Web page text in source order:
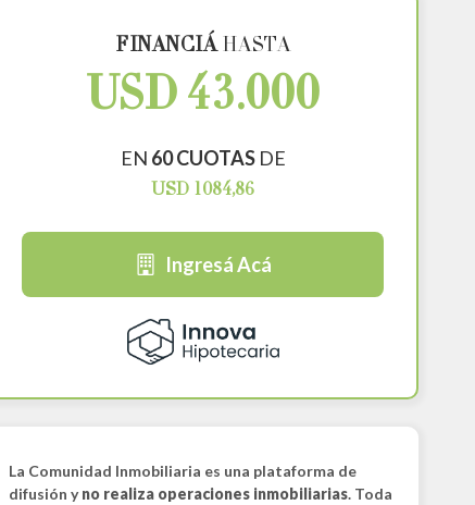
FINANCIÁHASTA
USD 43.000
EN 60 CUOTASDE
USD 1084,86
Ingresá Acá
La Comunidad Inmobiliaria es una plataforma de
difusión yno realiza operaciones inmobiliarias. Toda